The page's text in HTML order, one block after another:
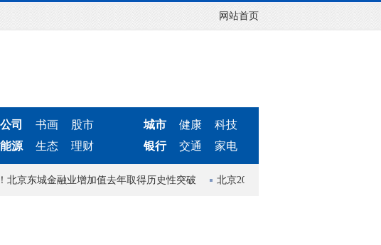
网站首页
公司 书画
股市
能源
生态 理财
城市 健康
科技
银行
交通 家电
京东城金融业增加值去年取得历史性突破 北京2023年将开通2条地铁线，1号线支